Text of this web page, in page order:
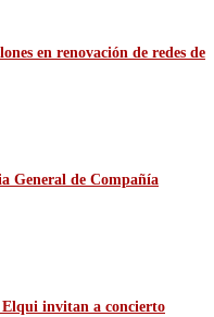
en renovación de redes de
General de Compañía
invitan a concierto